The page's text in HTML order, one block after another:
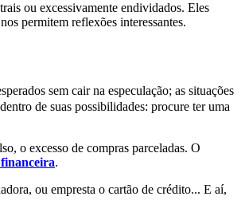
ou excessivamente endividados. Eles
permitem reflexões interessantes.
sem cair na especulação; as situações
de suas possibilidades: procure ter uma
o excesso de compras parceladas. O
.
ou empresta o cartão de crédito... E aí,